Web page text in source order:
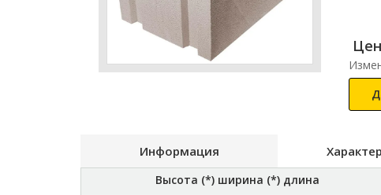
Информация
Высота (*) ширина (*) длина